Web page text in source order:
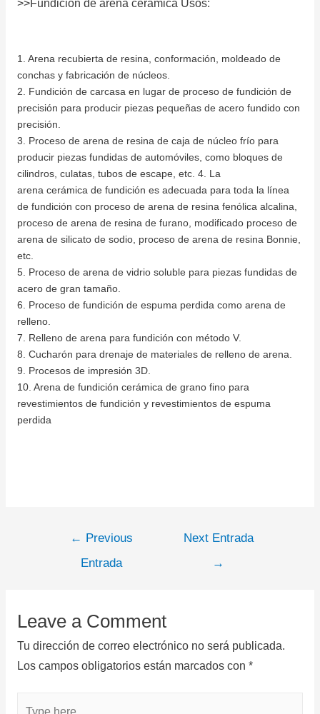
>>Fundición de arena cerámica Usos:
1. Arena recubierta de resina, conformación, moldeado de
conchas y fabricación de núcleos.
2. Fundición de carcasa en lugar de proceso de fundición de
precisión para producir piezas pequeñas de acero fundido con
precisión.
3. Proceso de arena de resina de caja de núcleo frío para
producir piezas fundidas de automóviles, como bloques de
cilindros, culatas, tubos de escape, etc. 4. La
arena cerámica de fundición es adecuada para toda la línea
de fundición con proceso de arena de resina fenólica alcalina,
proceso de arena de resina de furano, modificado proceso de
arena de silicato de sodio, proceso de arena de resina Bonnie,
etc.
5. Proceso de arena de vidrio soluble para piezas fundidas de
acero de gran tamaño.
6. Proceso de fundición de espuma perdida como arena de
relleno.
7. Relleno de arena para fundición con método V.
8. Cucharón para drenaje de materiales de relleno de arena.
9. Procesos de impresión 3D.
10. Arena de fundición cerámica de grano fino para
revestimientos de fundición y revestimientos de espuma
perdida
← Previous
Entrada
Next Entrada
→
Leave a Comment
Tu dirección de correo electrónico no será publicada.
Los campos obligatorios están marcados con *